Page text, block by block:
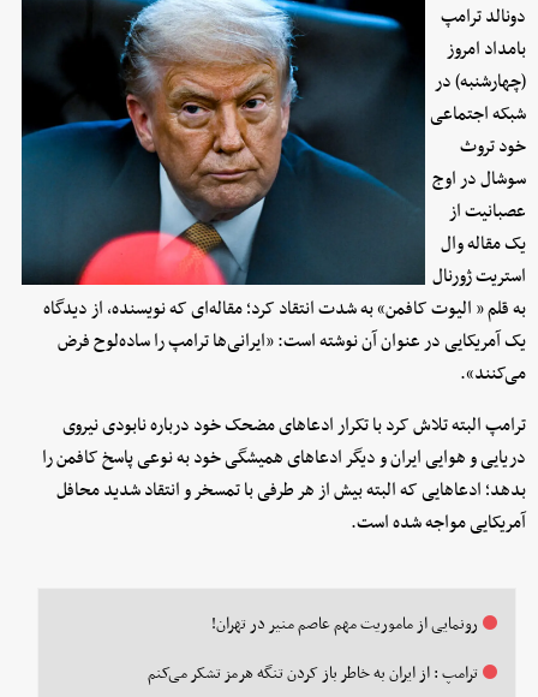
دونالد ترامپ
بامداد امروز
(چهارشنبه) در
شبکه اجتماعی
خود تروث
سوشال در اوج
عصبانیت از
یک مقاله وال
استریت ژورنال
به قلم « الیوت کافمن» به شدت انتقاد کرد؛ مقاله‌ای که نویسنده، از دیدگاه
یک آمریکایی در عنوان آن نوشته است: «ایرانی‌ها ترامپ را ساده‌لوح فرض
می‌کنند».
ترامپ البته تلاش کرد با تکرار ادعاهای مضحک خود درباره نابودی نیروی
دریایی و هوایی ایران و دیگر ادعاهای همیشگی خود به نوعی پاسخ کافمن را
بدهد؛ ادعاهایی که البته بیش از هر طرفی با تمسخر و انتقاد شدید محافل
آمریکایی مواجه شده است.
رونمایی از ماموریت مهم عاصم منیر در تهران!
ترامپ : از ایران به خاطر باز کردن تنگه هرمز تشکر می‌کنم